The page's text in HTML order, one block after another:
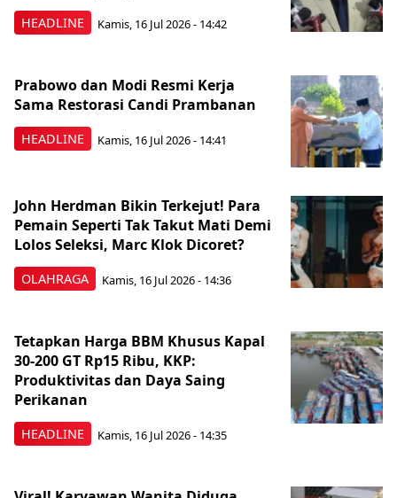
HEADLINE Kamis, 16 Jul 2026 - 14:42
HEADLINE
Prabowo dan Modi Resmi Kerja
Sama Restorasi Candi Prambanan
Kamis, 16 Jul 2026 - 14:41
OLAHRAGA
John Herdman Bikin Terkejut! Para
Pemain Seperti Tak Takut Mati Demi
Lolos Seleksi, Marc Klok Dicoret?
Kamis, 16 Jul 2026 - 14:36
HEADLINE
Tetapkan Harga BBM Khusus Kapal
30-200 GT Rp15 Ribu, KKP:
Produktivitas dan Daya Saing
Perikanan
Kamis, 16 Jul 2026 - 14:35